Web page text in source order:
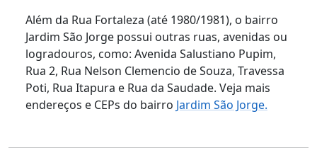
Além da Rua Fortaleza (até 1980/1981), o bairro
Jardim São Jorge possui outras ruas, avenidas ou
logradouros, como: Avenida Salustiano Pupim,
Rua 2, Rua Nelson Clemencio de Souza, Travessa
Poti, Rua Itapura e Rua da Saudade. Veja mais
endereços e CEPs do bairro Jardim São Jorge.